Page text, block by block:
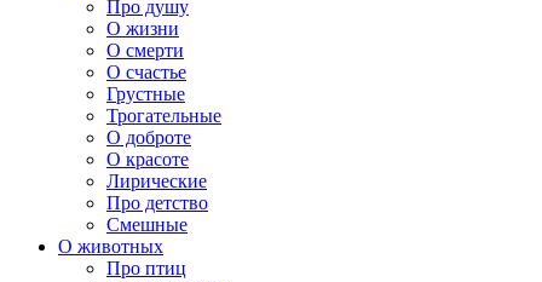
Про душу
О жизни
О смерти
О счастье
Грустные
Трогательные
О доброте
О красоте
Лирические
Про детство
Смешные
О животных
Про птиц